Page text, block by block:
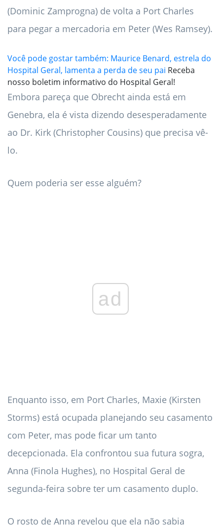
(Dominic Zamprogna) de volta a Port Charles
para pegar a mercadoria em Peter (Wes Ramsey).
Você pode gostar também: Maurice Benard, estrela do
Hospital Geral, lamenta a perda de seu pai Receba
nosso boletim informativo do Hospital Geral!
Embora pareça que Obrecht ainda está em
Genebra, ela é vista dizendo desesperadamente
ao Dr. Kirk (Christopher Cousins) que precisa vê-
lo.
Quem poderia ser esse alguém?
ad
Enquanto isso, em Port Charles, Maxie (Kirsten
Storms) está ocupada planejando seu casamento
com Peter, mas pode ficar um tanto
decepcionada. Ela confrontou sua futura sogra,
Anna (Finola Hughes), no Hospital Geral de
segunda-feira sobre ter um casamento duplo.
O rosto de Anna revelou que ela não sabia